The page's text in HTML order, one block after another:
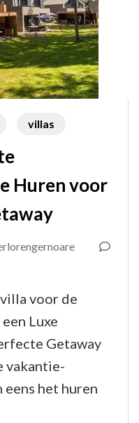
villas
Huren voor
voor de
Luxe
Getaway
vakantie-
eens het huren